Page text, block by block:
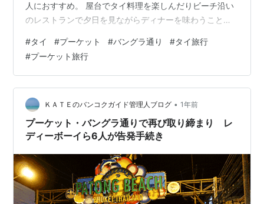
人におすすめ。 屋台でタイ料理を楽しんだりビーチ沿い
のレストランで夕日を見ながらディナーを味わうことも
ーケットの夜を満喫したよ！ 人がごった返しててさすが
って感じ！ パトンビーチのバングラ通り プーケットのパ
トンビーチ。 昼間はリゾートの雰囲気なのに夜になると
その表情は一変。 特に有名なのがパトンビーチの中心に
位置する「バングラ通り」です。 ここは観光客が集まる
エンターテイメントのメッカ！ …
#タイ #プーケット #バングラ通り #タイ旅行
#プーケット旅行
ＫＡＴＥのバンコクガイド管理人ブログ • 1年前
プーケット・バングラ通りで再び取り締まり レ
ディーボーイら6人が告発手続き